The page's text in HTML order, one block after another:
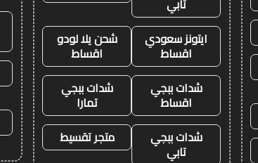
تابي
ايتونز سعودي
اقساط
شحن يلا لودو
اقساط
شدات ببجي
اقساط
شدات ببجي
تمارا
شدات ببجي
تابي
متجر تقسيط